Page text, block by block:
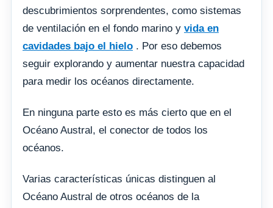
descubrimientos sorprendentes, como sistemas
de ventilación en el fondo marino y vida en
cavidades bajo el hielo . Por eso debemos
seguir explorando y aumentar nuestra capacidad
para medir los océanos directamente.
En ninguna parte esto es más cierto que en el
Océano Austral, el conector de todos los
océanos.
Varias características únicas distinguen al
Océano Austral de otros océanos de la